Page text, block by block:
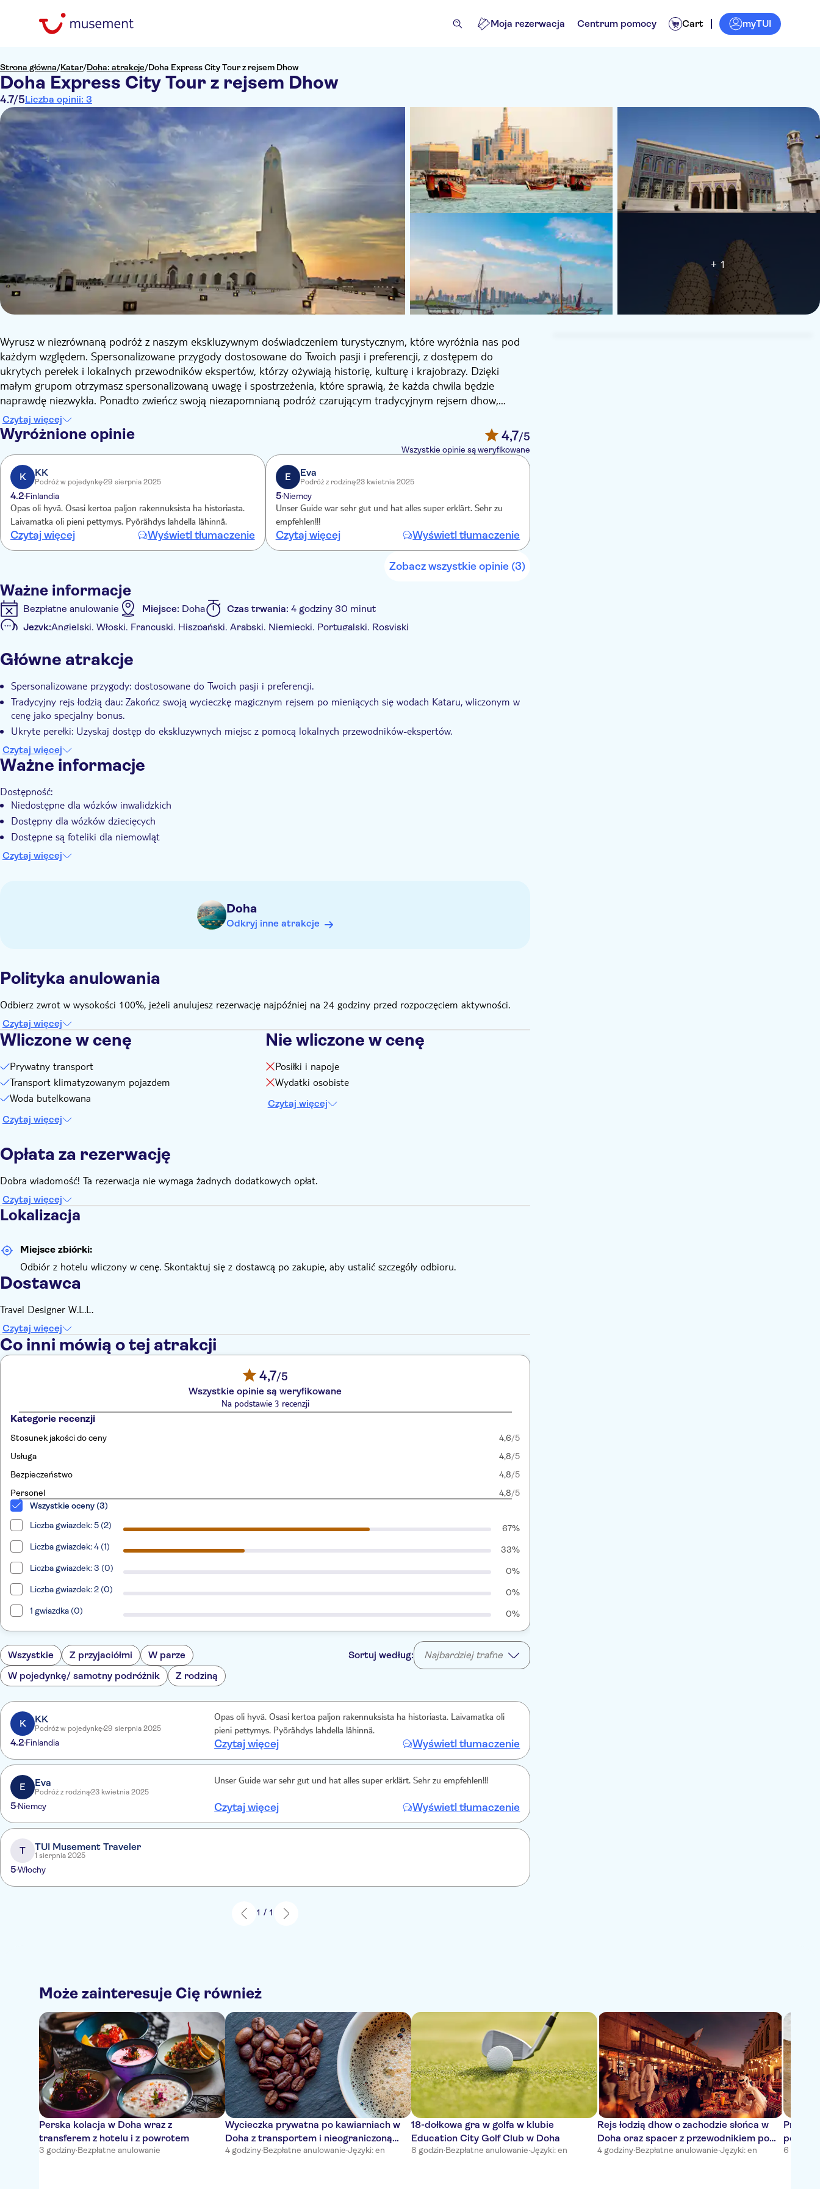
Moja rezerwacja Centrum pomocy Cart myTUI
Strona główna/Katar/Doha: atrakcje/Doha Express City Tour z rejsem Dhow
Doha Express City Tour z rejsem Dhow
4.7/5Liczba opinii: 3
+ 1
Wyrusz w niezrównaną podróż z naszym ekskluzywnym doświadczeniem turystycznym, które wyróżnia nas pod
każdym względem. Spersonalizowane przygody dostosowane do Twoich pasji i preferencji, z dostępem do
ukrytych perełek i lokalnych przewodników ekspertów, którzy ożywiają historię, kulturę i krajobrazy. Dzięki
małym grupom otrzymasz spersonalizowaną uwagę i spostrzeżenia, które sprawią, że każda chwila będzie
naprawdę niezwykła. Ponadto zwieńcz swoją niezapomnianą podróż czarującym tradycyjnym rejsem dhow,
dołączonym jako bonus na koniec wycieczki, podczas którego popłyniesz po lśniących wodach i zanurzysz się w
morskim dziedzictwie Kataru. To magiczny akcent, który wznosi Twoje doświadczenie na nowe wyżyny.
Czytaj więcej
Wyróżnione opinie 4,7/5
Wszystkie opinie są weryfikowane
K KK
Podróż w pojedynkę 29 sierpnia 2025
4.2 Finlandia
Opas oli hyvä. Osasi kertoa paljon rakennuksista ha historiasta.
Laivamatka oli pieni pettymys. Pyörähdys lahdella lähinnä.
Czytaj więcej Wyświetl tłumaczenie
E Eva
Podróż z rodziną23 kwietnia 2025
5Niemcy
Unser Guide war sehr gut und hat alles super erklärt. Sehr zu
empfehlen!!!
Czytaj więcej Wyświetl tłumaczenie
Zobacz wszystkie opinie (3)
Ważne informacje
Bezpłatne anulowanie Miejsce: Doha Czas trwania: 4 godziny 30 minut
Język:Angielski, Włoski, Francuski, Hiszpański, Arabski, Niemiecki, Portugalski, Rosyjski
Informacje dodatkowe
Natychmiastowe potwierdzenie Prywatna Wycieczka Odbiór z hotelu
Główne atrakcje
Spersonalizowane przygody: dostosowane do Twoich pasji i preferencji.
Tradycyjny rejs łodzią dau: Zakończ swoją wycieczkę magicznym rejsem po mieniących się wodach Kataru, wliczonym w
cenę jako specjalny bonus.
Ukryte perełki: Uzyskaj dostęp do ekskluzywnych miejsc z pomocą lokalnych przewodników-ekspertów.
Małe grupy: Ciesz się indywidualną opieką i wyjątkowymi spostrzeżeniami.
Czytaj więcej
Ważne informacje
Dostępność:
Niedostępne dla wózków inwalidzkich
Dostępny dla wózków dziecięcych
Dostępne są foteliki dla niemowląt
Dowiedz się z wyprzedzeniem:
Czytaj więcej
Doha
Odkryj inne atrakcje
Polityka anulowania
Odbierz zwrot w wysokości 100%, jeżeli anulujesz rezerwację najpóźniej na 24 godziny przed rozpoczęciem aktywności.
Czytaj więcej
Wliczone w cenę
Prywatny transport
Transport klimatyzowanym pojazdem
Woda butelkowana
Czytaj więcej
Nie wliczone w cenę
Posiłki i napoje
Wydatki osobiste
Czytaj więcej
Opłata za rezerwację
Dobra wiadomość! Ta rezerwacja nie wymaga żadnych dodatkowych opłat.
Czytaj więcej
Lokalizacja
Miejsce zbiórki:
Odbiór z hotelu wliczony w cenę. Skontaktuj się z dostawcą po zakupie, aby ustalić szczegóły odbioru.
Dostawca
Travel Designer W.L.L.
Czytaj więcej
Co inni mówią o tej atrakcji
4,7/5
Wszystkie opinie są weryfikowane
Na podstawie 3 recenzji
Kategorie recenzji
Stosunek jakości do ceny 4,6/5
Usługa
4,8/5
Bezpieczeństwo
4,8/5
Personel
4,8/5
Wszystkie oceny (3)
Liczba gwiazdek: 5 (2)
67%
Liczba gwiazdek: 4 (1)
33%
Liczba gwiazdek: 3 (0)
0%
Liczba gwiazdek: 2 (0)
0%
1 gwiazdka (0)
0%
Wszystkie Z przyjaciółmi
W parze
W pojedynkę/ samotny podróżnik
Z rodziną
Sortuj według: Najbardziej trafne
K KK
Podróż w pojedynkę 29 sierpnia 2025
4.2 Finlandia
Opas oli hyvä. Osasi kertoa paljon rakennuksista ha historiasta. Laivamatka oli
pieni pettymys. Pyörähdys lahdella lähinnä.
Czytaj więcej Wyświetl tłumaczenie
E Eva
Podróż z rodziną23 kwietnia 2025
5 Niemcy
Unser Guide war sehr gut und hat alles super erklärt. Sehr zu empfehlen!!!
Czytaj więcej Wyświetl tłumaczenie
T TUI Musement Traveler
1 sierpnia 2025
5Włochy
1 / 1
Może zainteresuje Cię również
Perska kolacja w Doha wraz z
transferem z hotelu i z powrotem
3 godziny·Bezpłatne anulowanie
Wycieczka prywatna po kawiarniach w
Doha z transportem i nieograniczoną
degustacją
4 godziny·Bezpłatne anulowanie·Języki: en
18-dołkowa gra w golfa w klubie
Education City Golf Club w Doha
8 godzin·Bezpłatne anulowanie·Języki: en
Rejs łodzią dhow o zachodzie słońca w
Doha oraz spacer z przewodnikiem po
ulicznych straganach z jedzeniem
4 godziny·Bezpłatne anulowanie·Języki: en
wyjazd
6 godzin